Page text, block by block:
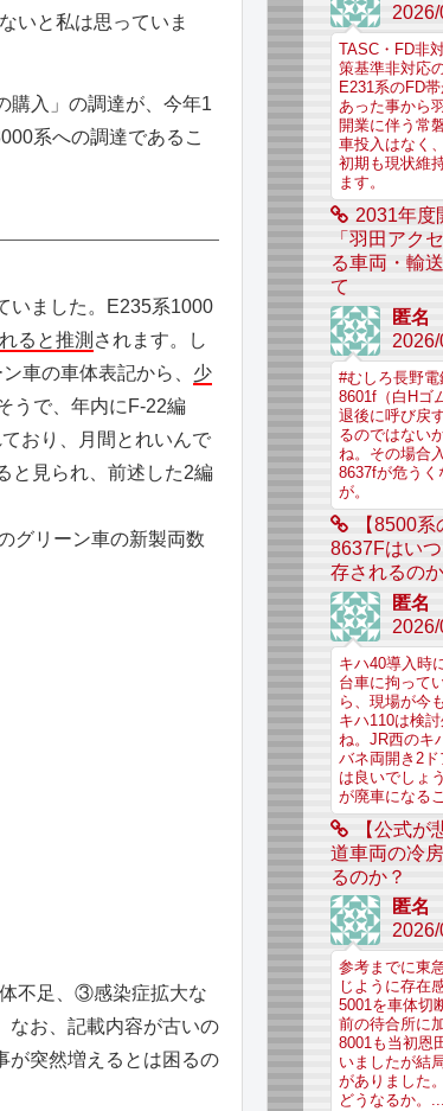
いと私は思っていま
購入」の調達が、今年1
系への調達であるこ
いました。E235系1000
ると推測 されます。し
車の車体表記から、 少
うで、年内にF-22編
おり、月間とれいんで
と見られ、前述した2編
グリーン車の新製両数
不足、③感染症拡大な
なお、記載内容が古いの
が突然増えるとは困るの
TASC・FD非
策基準非対応
E231系のFD
あった事から
開業に伴う常
車投入はなく
初期も現状維
ます。
2031年度
「羽田アク
る車両・輸
て
匿名
#むしろ長野
8601f（白Hゴ
退後に呼び戻
るのではない
ね。その場合
8637fが危うく
が。
【8500
8637Fはい
存されるの
匿名
キハ40導入時
台車に拘って
ら、現場が今
キハ110は検
ね。JR西のキ
バネ両開き2
は良いでしょ
が廃車になる
【公式が
道車両の冷
るのか？
匿名
参考までに東
じように存在
5001を車体切
前の待合所に
8001も当初恩
いましたが結
がありました
どうなるか。...